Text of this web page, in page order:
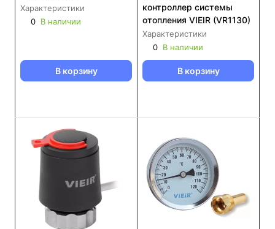
Характеристики
0 В наличии
В корзину
контроллер системы
отопления VIEIR (VR1130)
Характеристики
0 В наличии
В корзину